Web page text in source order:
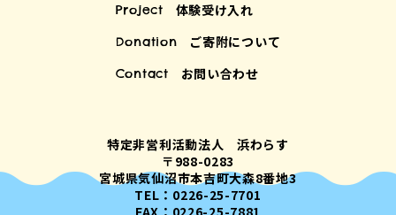
Project 体験受け入れ
Donation ご寄附について
Contact お問い合わせ
特定非営利活動法人 浜わらす
〒988-0283
宮城県気仙沼市本吉町大森8番地3
TEL：0226-25-7701